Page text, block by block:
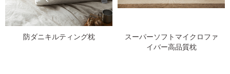
防ダニキルティング枕
スーパーソフトマイクロファ
イバー高品質枕